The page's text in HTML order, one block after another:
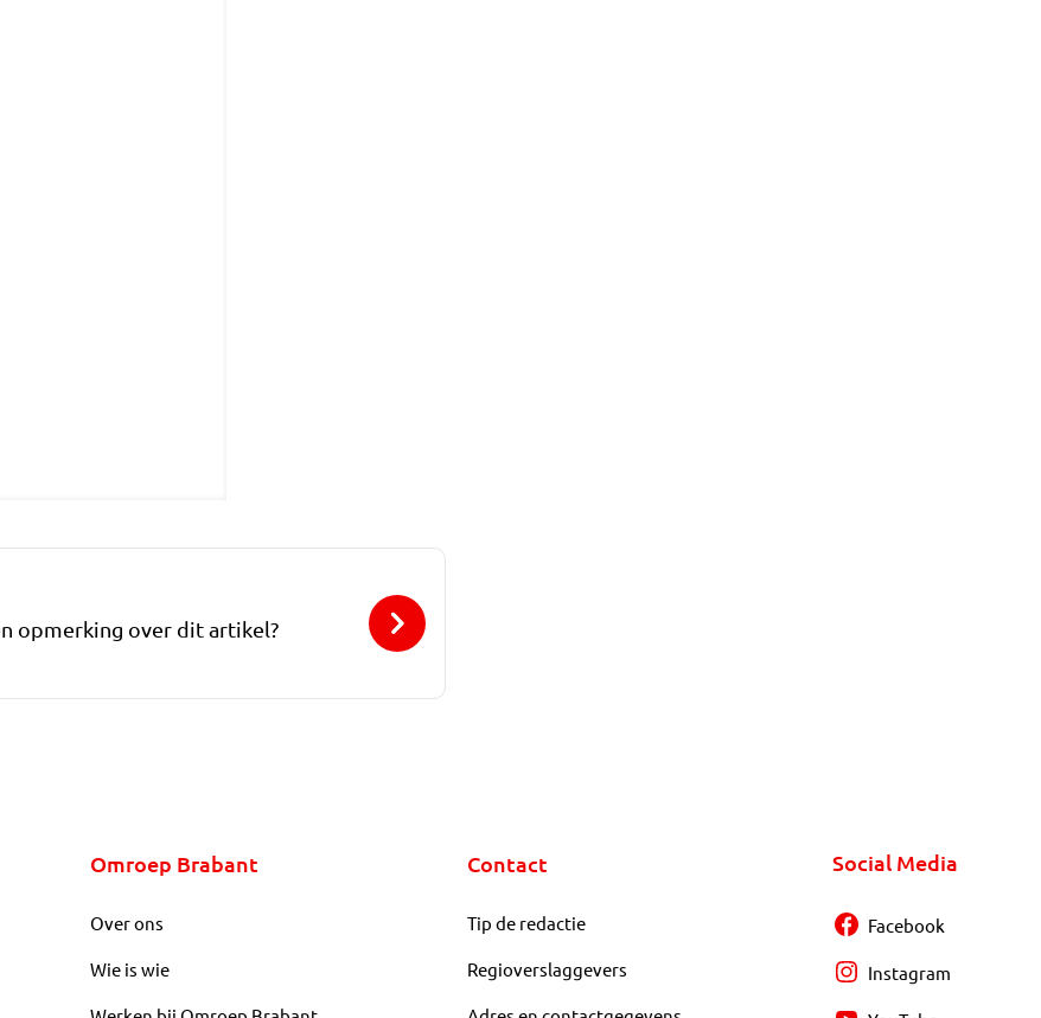
opmerking over dit artikel?
Omroep Brabant
Over ons
Wie is wie
Contact
Tip de redactie
Regioverslaggevers
Social Media
Facebook
Instagram